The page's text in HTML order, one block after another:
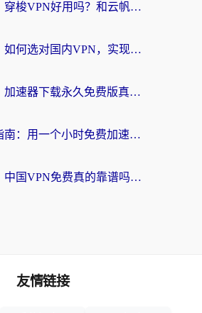
海外党必看：穿梭VPN好用吗？和云帆VPN对比哪个回国效果更好？附真实测评+避坑指南
海外党必看：如何选对国内VPN，实现无缝访问国内资源？
海外党必看：加速器下载永久免费版真的存在吗？教你无缝访问国内资源的正确姿势
海外党自救指南：用一个小时免费加速器，轻松打破国内资源访问壁垒？
海外党必看：中国VPN免费真的靠谱吗？手把手教你选对回国加速器
友情链接